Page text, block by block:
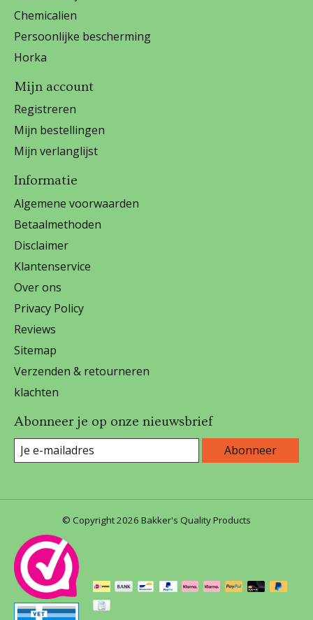
Chemicalien
Persoonlijke bescherming
Horka
Mijn account
Registreren
Mijn bestellingen
Mijn verlanglijst
Informatie
Algemene voorwaarden
Betaalmethoden
Disclaimer
Klantenservice
Over ons
Privacy Policy
Reviews
Sitemap
Verzenden & retourneren
klachten
Abonneer je op onze nieuwsbrief
Abonneer
© Copyright 2026 Bakker's Quality Products